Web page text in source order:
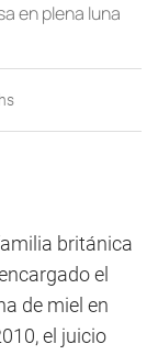
en plena luna
británica
el
de miel en
el juicio